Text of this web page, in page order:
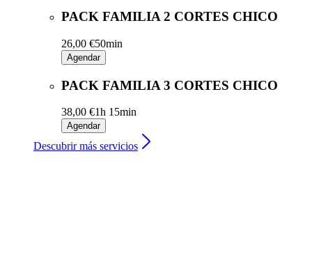
PACK FAMILIA 2 CORTES CHICO
26,00 €50min
Agendar
PACK FAMILIA 3 CORTES CHICO
38,00 €1h 15min
Agendar
Descubrir más servicios